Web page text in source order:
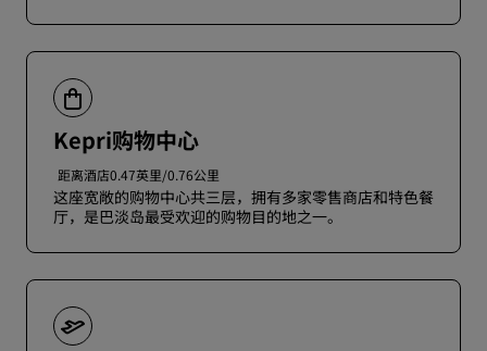
Kepri购物中心
距离酒店0.47英里/0.76公里
这座宽敞的购物中心共三层，拥有多家零售商店和特色餐
厅，是巴淡岛最受欢迎的购物目的地之一。